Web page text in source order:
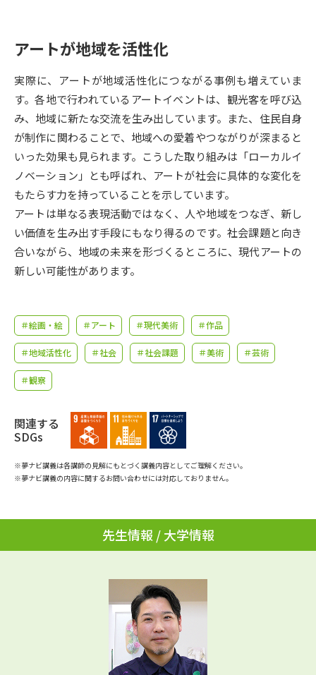
受験準備
志望校・出願校を調べる
併願校選び 受験スケジュールを立てよう
先輩が入学を決めた理由 テレメール全国一斉進学調査
新生活お役立ちガイド
学問発見
大学で学びたい学問発見
学問のミニ講義「夢ナビ講義」 学問分野解説
ユーザーサポート
Ｑ＆Ａ よくあるご質問 大学進学IDについて
受付内容・発送状況の確認
テレメール
テレメール進学カタログ
訂正のご案内
アートが地域を活性化
実際に、アートが地域活性化につながる事例も増えていま
す。各地で行われているアートイベントは、観光客を呼び込
み、地域に新たな交流を生み出しています。また、住民自身
が制作に関わることで、地域への愛着やつながりが深まると
いった効果も見られます。こうした取り組みは「ローカルイ
ノベーション」とも呼ばれ、アートが社会に具体的な変化を
もたらす力を持っていることを示しています。
アートは単なる表現活動ではなく、人や地域をつなぎ、新し
い価値を生み出す手段にもなり得るのです。社会課題と向き
合いながら、地域の未来を形づくるところに、現代アートの
新しい可能性があります。
＃絵画・絵 ＃アート ＃現代美術 ＃作品
＃地域活性化 ＃社会 ＃社会課題 ＃美術 ＃芸術
＃観察
関連する
SDGs
※夢ナビ講義は各講師の見解にもとづく講義内容としてご理解ください。
※夢ナビ講義の内容に関するお問い合わせには対応しておりません。
先生情報 / 大学情報